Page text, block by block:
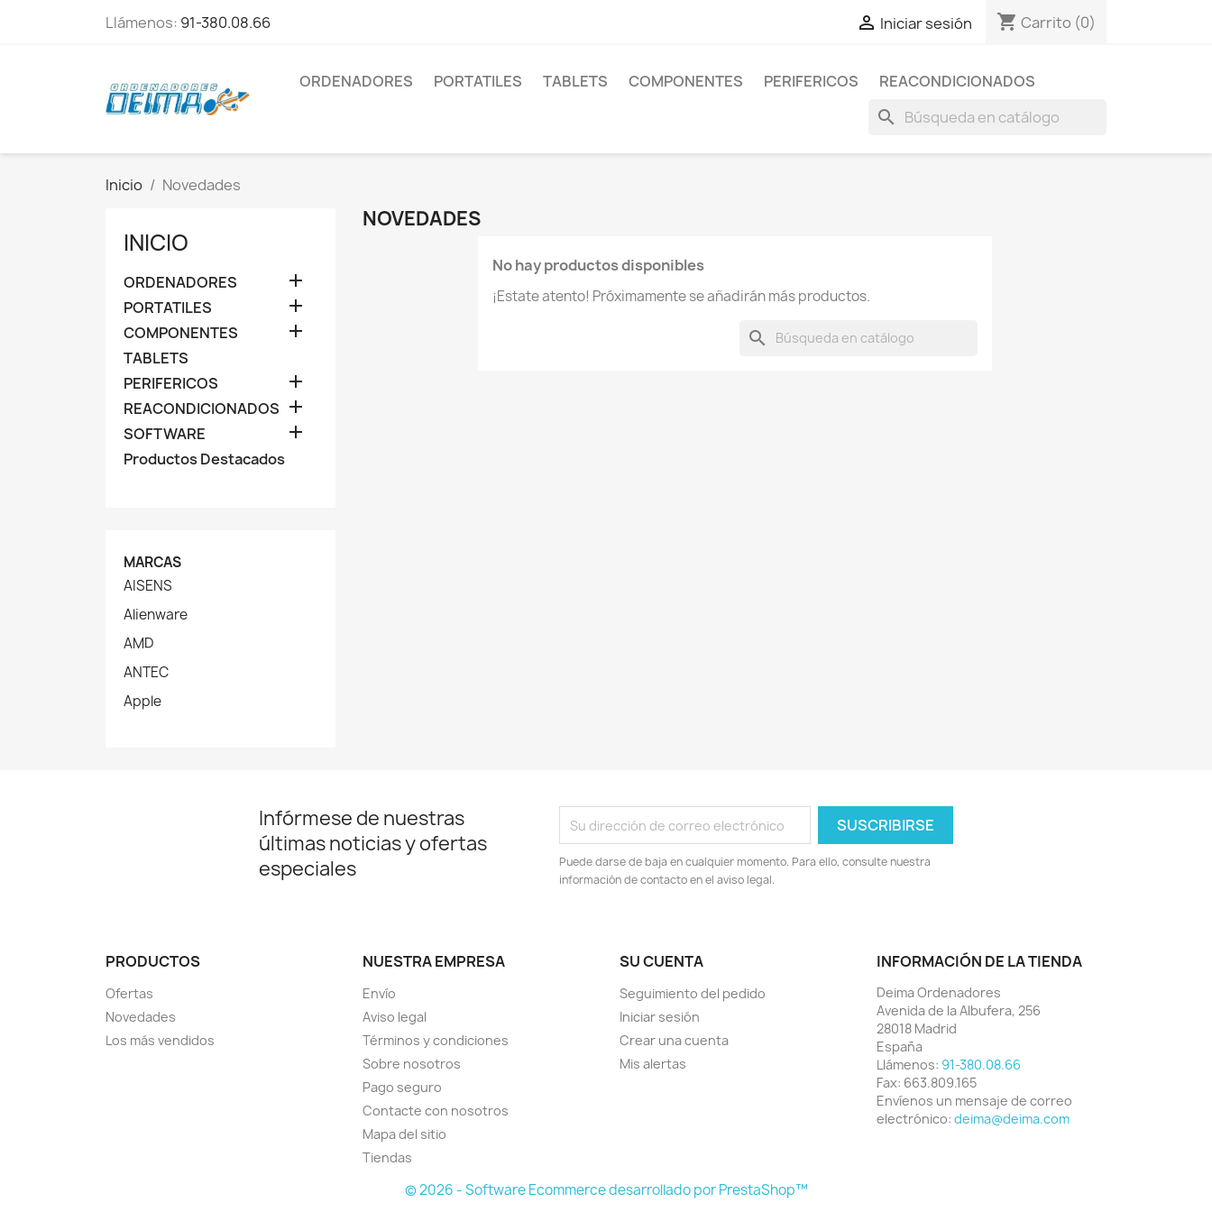
Llámenos: 91-380.08.66  Iniciar sesión shopping_cart Carrito (0)
ORDENADORES PORTATILES TABLETS COMPONENTES PERIFERICOS REACONDICIONADOS
search
Inicio Novedades
INICIO
ORDENADORES 
PORTATILES 
COMPONENTES 
TABLETS
PERIFERICOS

REACONDICIONADOS 
SOFTWARE 
Productos Destacados
MARCAS
AISENS
Alienware
AMD
ANTEC
Apple
NOVEDADES
No hay productos disponibles
¡Estate atento! Próximamente se añadirán más productos.
search
Infórmese de nuestras
últimas noticias y ofertas
especiales
Puede darse de baja en cualquier momento. Para ello, consulte nuestra
información de contacto en el aviso legal.
PRODUCTOS
Ofertas
Novedades
Los más vendidos
NUESTRA EMPRESA
Envío
Aviso legal
Términos y condiciones
Sobre nosotros
Pago seguro
Contacte con nosotros
Mapa del sitio
Tiendas
SU CUENTA
Seguimiento del pedido
Iniciar sesión
Crear una cuenta
Mis alertas
INFORMACIÓN DE LA TIENDA
Deima Ordenadores
Avenida de la Albufera, 256
28018 Madrid
España
Llámenos: 91-380.08.66
Fax: 663.809.165
Envíenos un mensaje de correo
electrónico: deima@deima.com
© 2026 - Software Ecommerce desarrollado por PrestaShop™